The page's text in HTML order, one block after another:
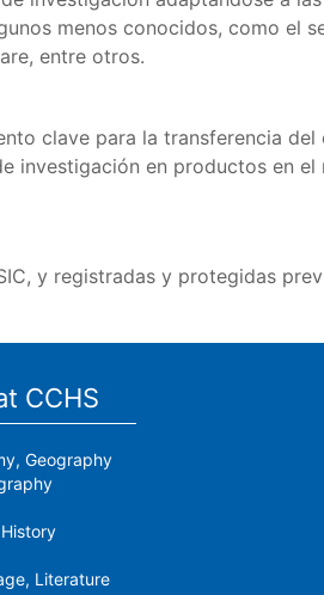
menos conocidos, como el
entre otros.
clave para la transferencia
investigación en productos en
y registradas y protegidas
CCHS
Geography
Literature